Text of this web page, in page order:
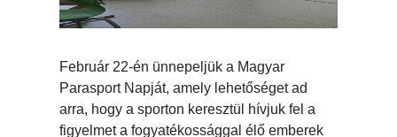
Február 22-én ünnepeljük a Magyar
Parasport Napját, amely lehetőséget ad
arra, hogy a sporton keresztül hívjuk fel a
figyelmet a fogyatékossággal élő emberek